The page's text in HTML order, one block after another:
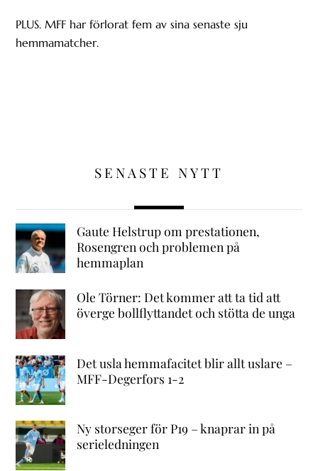
PLUS. MFF har förlorat fem av sina senaste sju
hemmamatcher.
SENASTE NYTT
Gaute Helstrup om prestationen,
Rosengren och problemen på
hemmaplan
Ole Törner: Det kommer att ta tid att
överge bollflyttandet och stötta de unga
Det usla hemmafacitet blir allt uslare –
MFF-Degerfors 1-2
Ny storseger för P19 – knaprar in på
serieledningen